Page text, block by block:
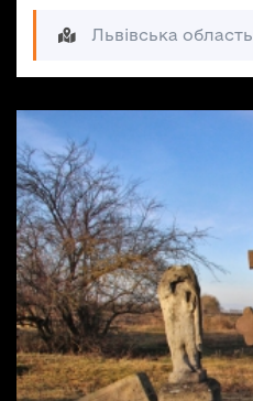
Львівська область